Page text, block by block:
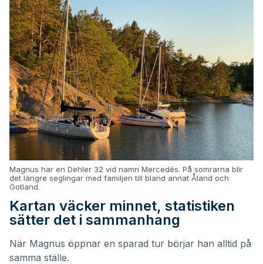
Magnus har en Dehler 32 vid namn Mercedés. På somrarna blir
det längre seglingar med familjen till bland annat Åland och
Gotland.
Kartan väcker minnet, statistiken
sätter det i sammanhang
När Magnus öppnar en sparad tur börjar han alltid på
samma ställe.